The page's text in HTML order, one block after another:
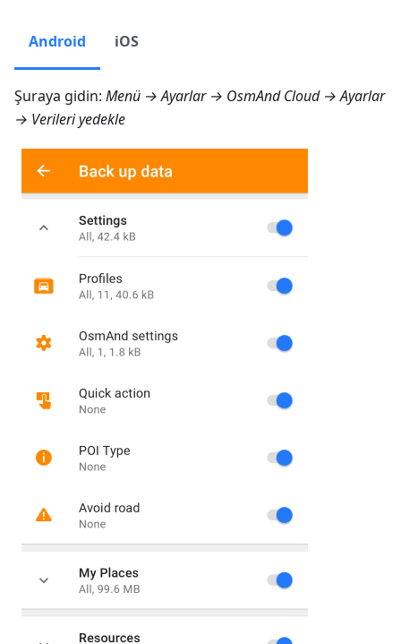
Android iOS
Şuraya gidin: Menü → Ayarlar → OsmAnd Cloud → Ayarlar
→ Verileri yedekle